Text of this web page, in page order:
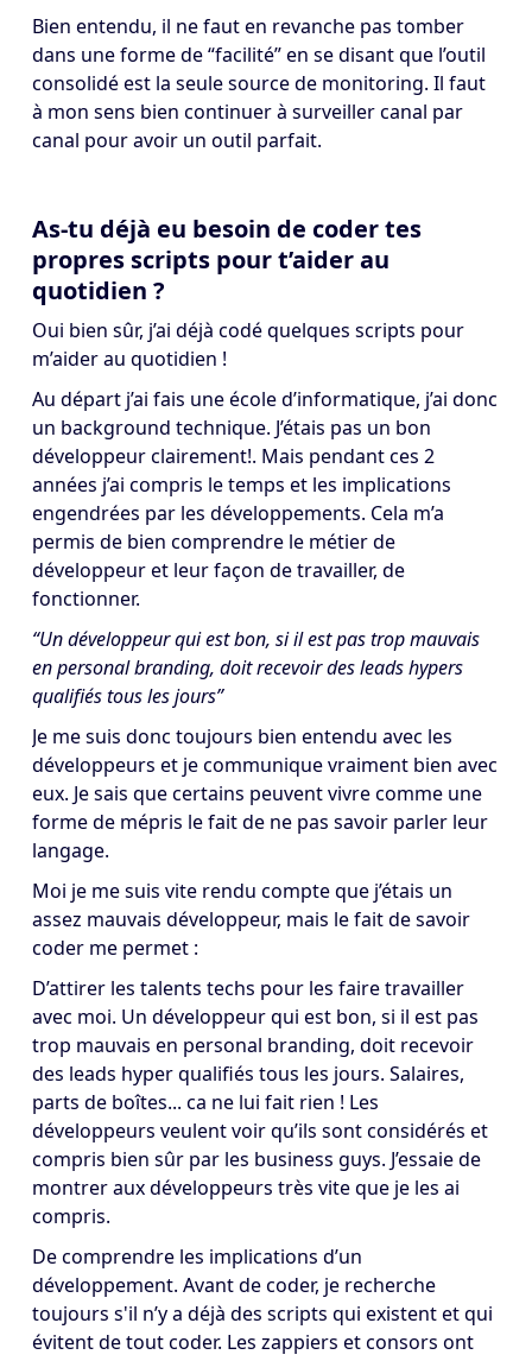
Bien entendu, il ne faut en revanche pas tomber
dans une forme de “facilité” en se disant que l’outil
consolidé est la seule source de monitoring. Il faut
à mon sens bien continuer à surveiller canal par
canal pour avoir un outil parfait.
As-tu déjà eu besoin de coder tes
propres scripts pour t’aider au
quotidien ?
Oui bien sûr, j’ai déjà codé quelques scripts pour
m’aider au quotidien !
Au départ j’ai fais une école d’informatique, j’ai donc
un background technique. J’étais pas un bon
développeur clairement!. Mais pendant ces 2
années j’ai compris le temps et les implications
engendrées par les développements. Cela m’a
permis de bien comprendre le métier de
développeur et leur façon de travailler, de
fonctionner.
“Un développeur qui est bon, si il est pas trop mauvais
en personal branding, doit recevoir des leads hypers
qualifiés tous les jours”
Je me suis donc toujours bien entendu avec les
développeurs et je communique vraiment bien avec
eux. Je sais que certains peuvent vivre comme une
forme de mépris le fait de ne pas savoir parler leur
langage.
Moi je me suis vite rendu compte que j’étais un
assez mauvais développeur, mais le fait de savoir
coder me permet :
D’attirer les talents techs pour les faire travailler
avec moi. Un développeur qui est bon, si il est pas
trop mauvais en personal branding, doit recevoir
des leads hyper qualifiés tous les jours. Salaires,
parts de boîtes... ca ne lui fait rien ! Les
développeurs veulent voir qu’ils sont considérés et
compris bien sûr par les business guys. J’essaie de
montrer aux développeurs très vite que je les ai
compris.
De comprendre les implications d’un
développement. Avant de coder, je recherche
toujours s'il n’y a déjà des scripts qui existent et qui
évitent de tout coder. Les zappiers et consors ont